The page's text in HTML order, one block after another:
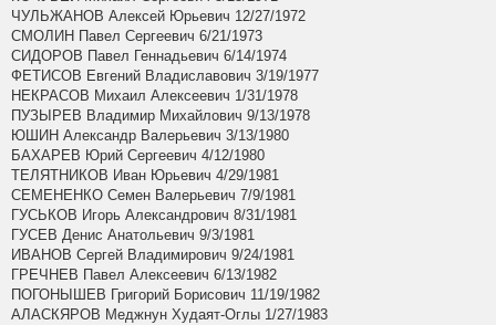
ЧУЛЬЖАНОВ Алексей Юрьевич 12/27/1972
СМОЛИН Павел Сергеевич 6/21/1973
СИДОРОВ Павел Геннадьевич 6/14/1974
ФЕТИСОВ Евгений Владиславович 3/19/1977
НЕКРАСОВ Михаил Алексеевич 1/31/1978
ПУЗЫРЕВ Владимир Михайлович 9/13/1978
ЮШИН Александр Валерьевич 3/13/1980
БАХАРЕВ Юрий Сергеевич 4/12/1980
ТЕЛЯТНИКОВ Иван Юрьевич 4/29/1981
СЕМЕНЕНКО Семен Валерьевич 7/9/1981
ГУСЬКОВ Игорь Александрович 8/31/1981
ГУСЕВ Денис Анатольевич 9/3/1981
ИВАНОВ Сергей Владимирович 9/24/1981
ГРЕЧНЕВ Павел Алексеевич 6/13/1982
ПОГОНЫШЕВ Григорий Борисович 11/19/1982
АЛАСКЯРОВ Меджнун Худаят-Оглы 1/27/1983